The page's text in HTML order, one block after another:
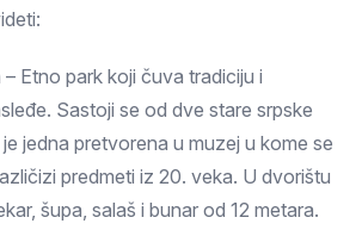
Etno park koji čuva tradiciju i
Sastoji se od dve stare srpske
jedna pretvorena u muzej u kome se
predmeti iz 20. veka. U dvorištu
šupa, salaš i bunar od 12 metara.